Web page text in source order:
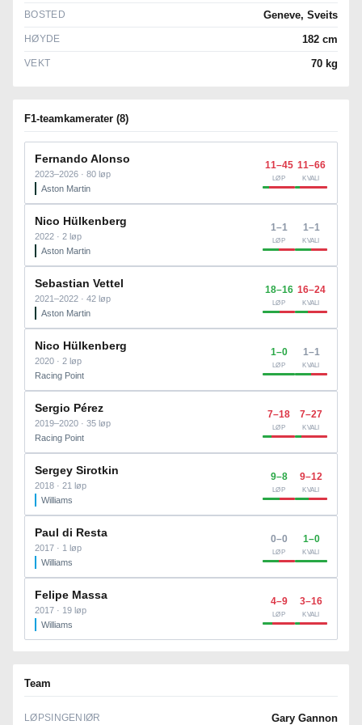
BOSTED Geneve, Sveits
HØYDE 182 cm
VEKT 70 kg
F1-teamkamerater (8)
Fernando Alonso
2023–2026 · 80 løp
Aston Martin
11–45
LØP
11–66
KVALI
Nico Hülkenberg
2022 · 2 løp
Aston Martin
1–1
LØP
1–1
KVALI
Sebastian Vettel
2021–2022 · 42 løp
Aston Martin
18–16
LØP
16–24
KVALI
Nico Hülkenberg
2020 · 2 løp
Racing Point
1–0
LØP
1–1
KVALI
Sergio Pérez
2019–2020 · 35 løp
Racing Point
7–18
LØP
7–27
KVALI
Sergey Sirotkin
2018 · 21 løp
Williams
9–8
LØP
9–12
KVALI
Paul di Resta
2017 · 1 løp
Williams
0–0
LØP
1–0
KVALI
Felipe Massa
2017 · 19 løp
Williams
4–9
LØP
3–16
KVALI
Team
LØPSINGENIØR Gary Gannon